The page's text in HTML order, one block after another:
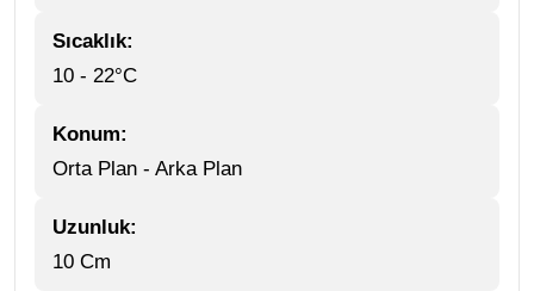
Sıcaklık:
10 - 22°C
Konum:
Orta Plan - Arka Plan
Uzunluk:
10 Cm